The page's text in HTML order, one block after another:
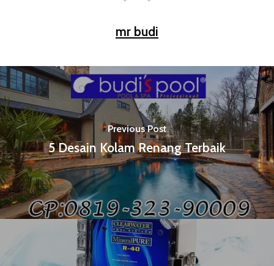
mr budi
Previous Post
5 Desain Kolam Renang Terbaik